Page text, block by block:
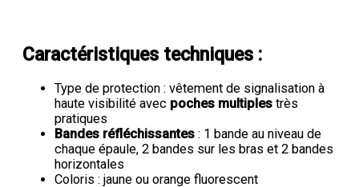
Caractéristiques techniques :
Type de protection : vêtement de signalisation à
haute visibilité avec poches multiples très
pratiques
Bandes réfléchissantes : 1 bande au niveau de
chaque épaule, 2 bandes sur les bras et 2 bandes
horizontales
Coloris : jaune ou orange fluorescent